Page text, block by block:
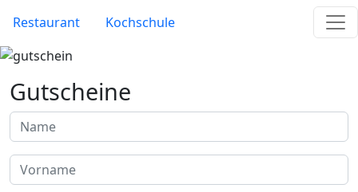
Site Menu
Restaurant Kochschule
Gutscheine
Name
Vorname